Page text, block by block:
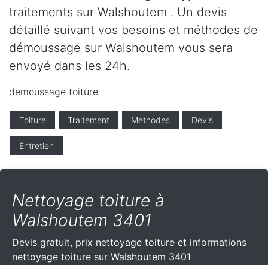
traitements sur Walshoutem . Un devis
détaillé suivant vos besoins et méthodes de
démoussage sur Walshoutem vous sera
envoyé dans les 24h.
demoussage toiture
Toiture Traitement Méthodes Devis
Entretien
Nettoyage toiture à
Walshoutem 3401
Devis gratuit, prix nettoyage toiture et informations
nettoyage toiture sur Walshoutem 3401